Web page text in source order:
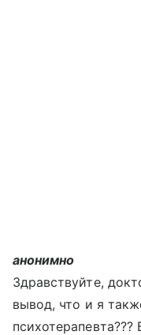
анонимно
Здравствуйте,
вывод, что и я
психотерапевта???